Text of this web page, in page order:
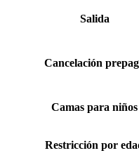
Salida
Cancelación
Camas para niños
Restricción por